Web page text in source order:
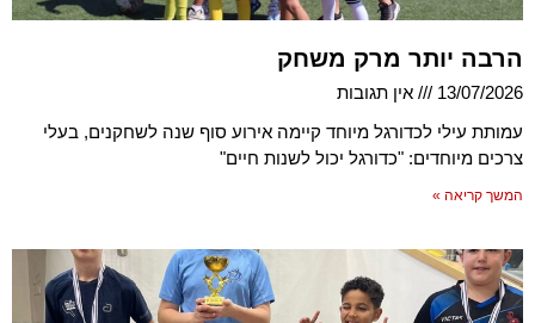
הרבה יותר מרק משחק
13/07/2026
אין תגובות
עמותת עילי לכדורגל מיוחד קיימה אירוע סוף שנה לשחקנים, בעלי
צרכים מיוחדים: "כדורגל יכול לשנות חיים"
המשך קריאה »